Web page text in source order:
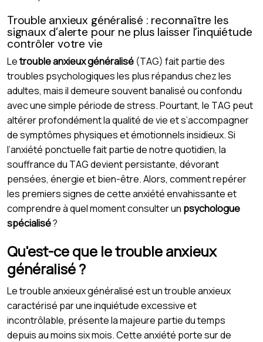
Trouble anxieux généralisé : reconnaître les
signaux d’alerte pour ne plus laisser l’inquiétude
contrôler votre vie
Letrouble anxieux généralisé (TAG) fait partie des
troubles psychologiques les plus répandus chez les
adultes, mais il demeure souvent banalisé ou confondu
avec une simple période de stress. Pourtant, le TAG peut
altérer profondément la qualité de vie et s’accompagner
de symptômes physiques et émotionnels insidieux. Si
l’anxiété ponctuelle fait partie de notre quotidien, la
souffrance du TAG devient persistante, dévorant
pensées, énergie et bien-être. Alors, comment repérer
les premiers signes de cette anxiété envahissante et
comprendre à quel moment consulter un psychologue
spécialisé?
Qu'est-ce que le trouble anxieux
généralisé ?
Le trouble anxieux généralisé est un trouble anxieux
caractérisé par une inquiétude excessive et
incontrôlable, présente la majeure partie du temps
depuis au moins six mois. Cette anxiété porte sur de